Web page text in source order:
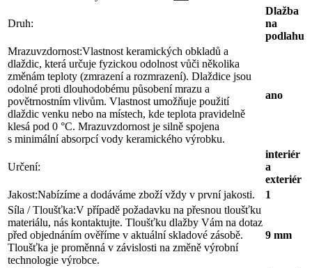
Druh:
Dlažba
na
podlahu
Mrazuvzdornost:Vlastnost keramických obkladů a
dlaždic, která určuje fyzickou odolnost vůči několika
změnám teploty (zmrazení a rozmrazení). Dlaždice jsou
odolné proti dlouhodobému působení mrazu a
povětrnostním vlivům. Vlastnost umožňuje použití
dlaždic venku nebo na místech, kde teplota pravidelně
klesá pod 0 °C. Mrazuvzdornost je silně spojena
s minimální absorpcí vody keramického výrobku.
ano
Určení:
interiér
a
exteriér
Jakost:Nabízíme a dodáváme zboží vždy v první jakosti.
1
Síla / Tloušťka:V případě požadavku na přesnou tloušťku
materiálu, nás kontaktujte. Tloušťku dlažby Vám na dotaz
před objednáním ověříme v aktuální skladové zásobě.
Tloušťka je proměnná v závislosti na změně výrobní
technologie výrobce.
9 mm